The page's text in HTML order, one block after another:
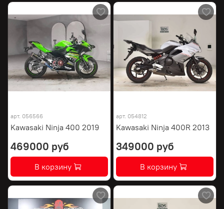
арт. 056566
Kawasaki Ninja 400 2019
469000 руб
В корзину
арт. 054812
Kawasaki Ninja 400R 2013
349000 руб
В корзину